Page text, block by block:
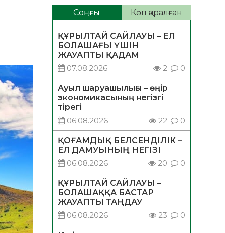
Соңғы Көп қаралған
ҚҰРЫЛТАЙ САЙЛАУЫ – ЕЛ
БОЛАШАҒЫ ҮШІН
ЖАУАПТЫ ҚАДАМ
07.08.2026
2 0
Ауыл шаруашылығы – өңір
экономикасының негізгі
тірегі
06.08.2026
22 0
ҚОҒАМДЫҚ БЕЛСЕНДІЛІК –
ЕЛ ДАМУЫНЫҢ НЕГІЗІ
06.08.2026
20 0
ҚҰРЫЛТАЙ САЙЛАУЫ –
БОЛАШАҚҚА БАСТАР
ЖАУАПТЫ ТАҢДАУ
06.08.2026
23 0